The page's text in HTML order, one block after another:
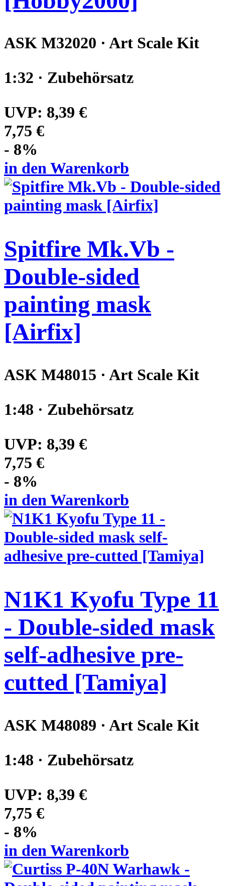
ASK M32020 · Art Scale Kit
1:32 · Zubehörsatz
UVP: 8,39 €
7,75 €
- 8%
in den Warenkorb
Spitfire Mk.Vb -
Double-sided
painting mask
[Airfix]
ASK M48015 · Art Scale Kit
1:48 · Zubehörsatz
UVP: 8,39 €
7,75 €
- 8%
in den Warenkorb
N1K1 Kyofu Type 11
- Double-sided mask
self-adhesive pre-
cutted [Tamiya]
ASK M48089 · Art Scale Kit
1:48 · Zubehörsatz
UVP: 8,39 €
7,75 €
- 8%
in den Warenkorb